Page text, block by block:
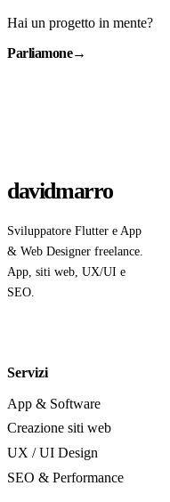
Hai un progetto in mente?
Parliamone→
davidmarro
Sviluppatore Flutter e App
& Web Designer freelance.
App, siti web, UX/UI e
SEO.
Servizi
App & Software
Creazione siti web
UX / UI Design
SEO & Performance